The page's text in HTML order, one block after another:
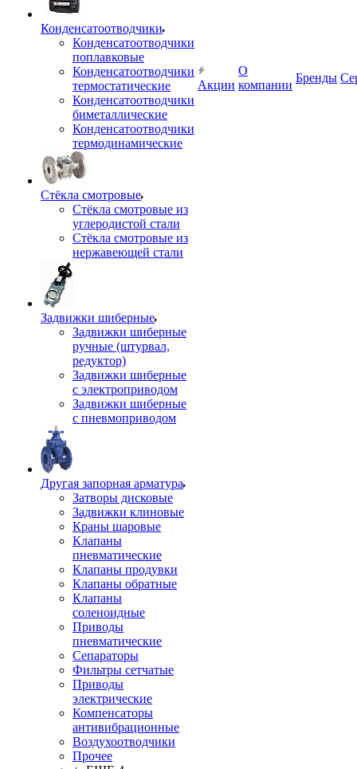
Конденсатоотводчики
Конденсатоотводчики
поплавковые
Конденсатоотводчики
термостатические
Конденсатоотводчики
биметаллические
Конденсатоотводчики
термодинамические
Стёкла смотровые
Стёкла смотровые из
углеродистой стали
Стёкла смотровые из
нержавеющей стали
Задвижки шиберные
Задвижки шиберные
ручные (штурвал,
редуктор)
Задвижки шиберные
с электроприводом
Задвижки шиберные
с пневмоприводом
Другая запорная арматура
Затворы дисковые
Задвижки клиновые
Краны шаровые
Клапаны
пневматические
Клапаны продувки
Клапаны обратные
Клапаны
соленоидные
Приводы
пневматические
Сепараторы
Фильтры сетчатые
Приводы
электрические
Компенсаторы
антивибрационные
Воздухоотводчики
Прочее
Акции
О
компании
Бренды